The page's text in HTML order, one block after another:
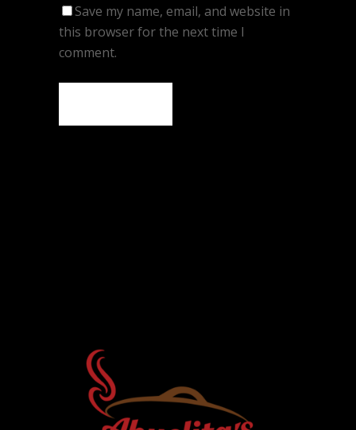
Save my name, email, and website in
this browser for the next time I
comment.